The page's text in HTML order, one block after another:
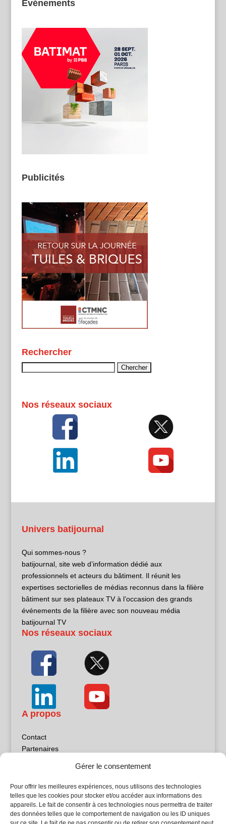
Gérer le consentement
Pour offrir les meilleures expériences, nous utilisons des technologies
telles que les cookies pour stocker et/ou accéder aux informations des
appareils. Le fait de consentir à ces technologies nous permettra de traiter
des données telles que le comportement de navigation ou les ID uniques
Evénements
Publicités
Rechercher
Nos réseaux sociaux
Univers batijournal
Qui sommes-nous ?
batijournal, site web d’information dédié aux
professionnels et acteurs du bâtiment. Il réunit les
expertises sectorielles de médias reconnus dans la filière
bâtiment sur ses plateaux TV à l’occasion des grands
événements de la filière avec son nouveau média
batijournal TV
Nos réseaux sociaux
A propos
Contact
Partenaires
Politique de confidentialité
Sites partenaires
5Façades